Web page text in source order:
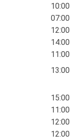
10:00
07:00
12:00
14:00
11:00
13:00
15:00
11:00
12:00
12:00